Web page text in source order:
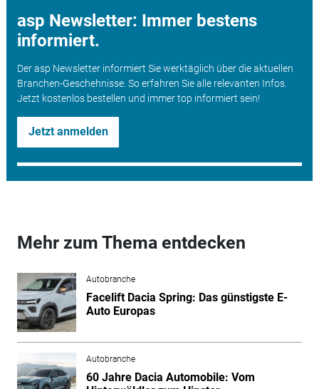
asp Newsletter: Immer bestens
informiert.
Der asp Newsletter informiert Sie werktäglich über die aktuellen
Branchen-Geschehnisse. So erfahren Sie alle relevanten Infos.
Jetzt kostenlos bestellen und immer top informiert sein!
Jetzt anmelden
Mehr zum Thema entdecken
Autobranche
Facelift Dacia Spring: Das günstigste E-
Auto Europas
Autobranche
60 Jahre Dacia Automobile: Vom